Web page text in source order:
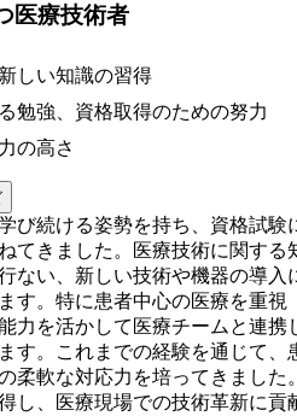
医療技術者
しい知識の習得
勉強、資格取得のための努力
の高さ
び続ける姿勢を持ち、資格試験
てきました。医療技術に関する
ない、新しい技術や機器の導入
す。特に患者中心の医療を重視
力を活かして医療チームと連携
す。これまでの経験を通じて、
柔軟な対応力を培ってきました
し、医療現場での技術革新に貢